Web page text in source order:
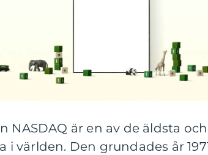
NASDAQ är en av de äldsta
världen. Den grundades år